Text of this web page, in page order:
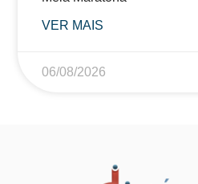
VER MAIS
06/08/2026